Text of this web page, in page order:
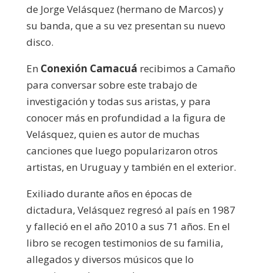
de Jorge Velásquez (hermano de Marcos) y
su banda, que a su vez presentan su nuevo
disco.
En Conexión Camacuá recibimos a Camaño
para conversar sobre este trabajo de
investigación y todas sus aristas, y para
conocer más en profundidad a la figura de
Velásquez, quien es autor de muchas
canciones que luego popularizaron otros
artistas, en Uruguay y también en el exterior.
Exiliado durante años en épocas de
dictadura, Velásquez regresó al país en 1987
y falleció en el año 2010 a sus 71 años. En el
libro se recogen testimonios de su familia,
allegados y diversos músicos que lo